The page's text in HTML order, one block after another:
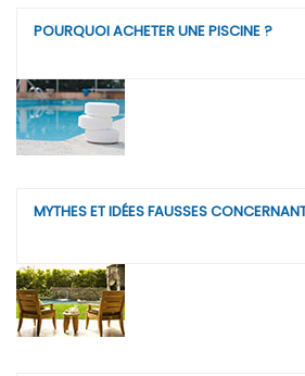
POURQUOI ACHETER UNE PISCINE ?
MYTHES ET IDÉES FAUSSES